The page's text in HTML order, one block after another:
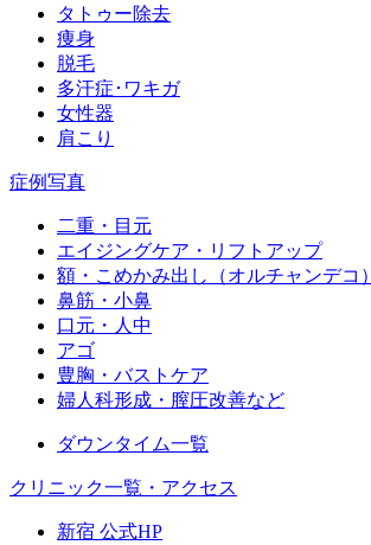
タトゥー除去
痩身
脱毛
多汗症･ワキガ
女性器
肩こり
症例写真
二重・目元
エイジングケア・リフトアップ
額・こめかみ出し（オルチャンデコ）
鼻筋・小鼻
口元・人中
アゴ
豊胸・バストケア
婦人科形成・膣圧改善など
ダウンタイム一覧
クリニック一覧・アクセス
新宿 公式HP